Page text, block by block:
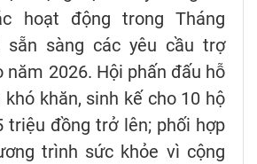
hoạt động trong Tháng
sẵn sàng các yêu cầu trợ
năm 2026. Hội phấn đấu hỗ
khăn, sinh kế cho 10 hộ
triệu đồng trở lên; phối hợp
trình sức khỏe vì cộng